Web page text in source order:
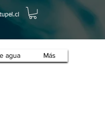
agua Más